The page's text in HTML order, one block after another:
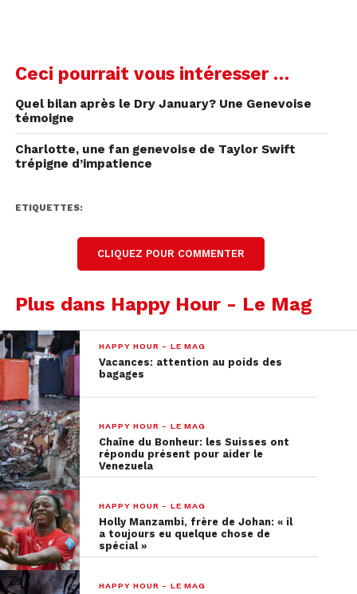
Ceci pourrait vous intéresser …
Quel bilan après le Dry January? Une Genevoise
témoigne
Charlotte, une fan genevoise de Taylor Swift
trépigne d’impatience
ETIQUETTES:
CLIQUEZ POUR COMMENTER
Plus dans Happy Hour - Le Mag
HAPPY HOUR - LE MAG
Vacances: attention au poids des
bagages
HAPPY HOUR - LE MAG
Chaîne du Bonheur: les Suisses ont
répondu présent pour aider le
Venezuela
HAPPY HOUR - LE MAG
Holly Manzambi, frère de Johan: « il
a toujours eu quelque chose de
spécial »
HAPPY HOUR - LE MAG